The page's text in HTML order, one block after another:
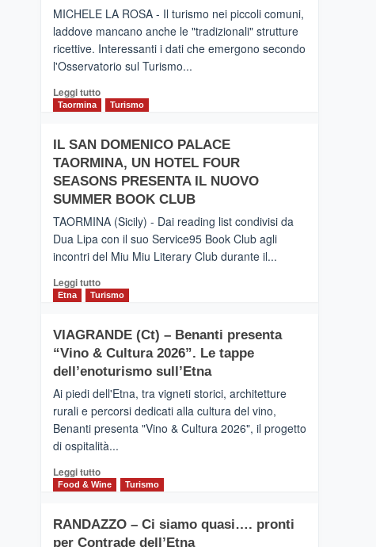
collegamento
tra
Catania
e
operato
da
MICHELE LA ROSA - Il turismo nei piccoli comuni,
laddove mancano anche le "tradizionali" strutture
ricettive. Interessanti i dati che emergono secondo
l'Osservatorio sul Turismo...
Leggi tuttoLeggi
PIEDIMONTE
ETNEO
–
Meta
privilegiata
secondo
i
di
Airbnb.
la
Valle
Alcantara
nei
primi
classifica
siciliana
Taormina Turismo
IL SAN DOMENICO PALACE
TAORMINA, UN HOTEL FOUR
SEASONS PRESENTA IL NUOVO
SUMMER BOOK CLUB
TAORMINA (Sicily) - Dai reading list condivisi da
Dua Lipa con il suo Service95 Book Club agli
incontri del Miu Miu Literary Club durante il...
Leggi tuttoLeggi
di
IL
SAN
DOMENICO
TAORMINA,
UN
HOTEL
FOUR
PRESENTA
IL
SUMMER
BOOK
Etna Turismo
VIAGRANDE (Ct) – Benanti presenta
“Vino & Cultura 2026”. Le tappe
dell’enoturismo sull’Etna
Ai piedi dell'Etna, tra vigneti storici, architetture
rurali e percorsi dedicati alla cultura del vino,
Benanti presenta "Vino & Cultura 2026", il progetto
di ospitalità...
Leggi tuttoLeggi
di
VIAGRANDE
(Ct)
Food & Wine Turismo
RANDAZZO – Ci siamo quasi…. pronti
per Contrade dell’Etna